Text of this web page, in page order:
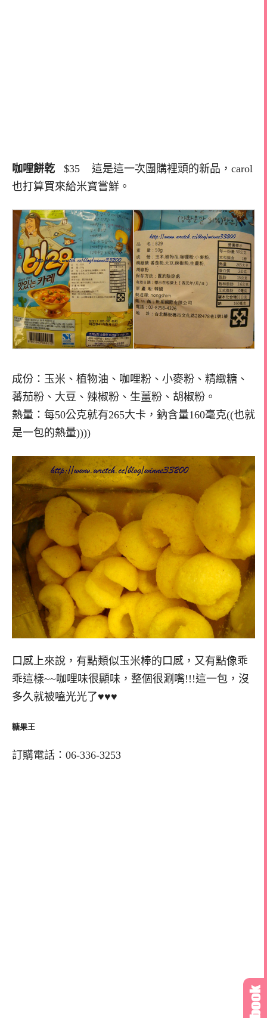
咖哩餅乾$35 這是這一次團購裡頭的新品，carol
也打算買來給米寶嘗鮮。
成份：玉米、植物油、咖哩粉、小麥粉、精緻糖、
蕃茄粉、大豆、辣椒粉、生薑粉、胡椒粉。
熱量：每50公克就有265大卡，鈉含量160毫克((也就
是一包的熱量))))
口感上來說，有點類似玉米棒的口感，又有點像乖
乖這樣~~咖哩味很顯味，整個很涮嘴!!!這一包，沒
多久就被嗑光光了♥♥♥
糖果王
訂購電話：06-336-3253